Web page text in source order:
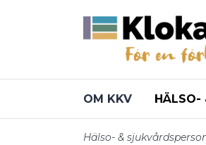
OM KKV HÄLSO-
Hälso- &